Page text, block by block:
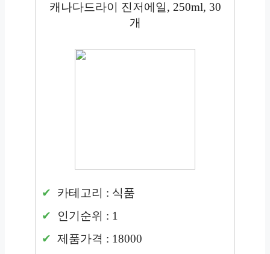
캐나다드라이 진저에일, 250ml, 30
개
카테고리 : 식품
인기순위 : 1
제품가격 : 18000